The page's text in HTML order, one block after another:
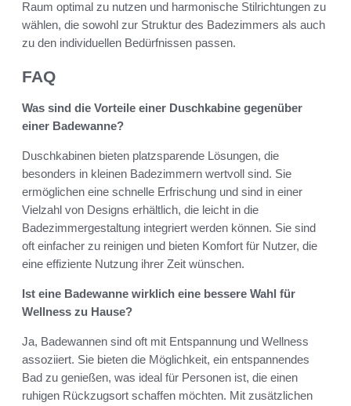
Raum optimal zu nutzen und harmonische Stilrichtungen zu
wählen, die sowohl zur Struktur des Badezimmers als auch
zu den individuellen Bedürfnissen passen.
FAQ
Was sind die Vorteile einer Duschkabine gegenüber
einer Badewanne?
Duschkabinen bieten platzsparende Lösungen, die
besonders in kleinen Badezimmern wertvoll sind. Sie
ermöglichen eine schnelle Erfrischung und sind in einer
Vielzahl von Designs erhältlich, die leicht in die
Badezimmergestaltung integriert werden können. Sie sind
oft einfacher zu reinigen und bieten Komfort für Nutzer, die
eine effiziente Nutzung ihrer Zeit wünschen.
Ist eine Badewanne wirklich eine bessere Wahl für
Wellness zu Hause?
Ja, Badewannen sind oft mit Entspannung und Wellness
assoziiert. Sie bieten die Möglichkeit, ein entspannendes
Bad zu genießen, was ideal für Personen ist, die einen
ruhigen Rückzugsort schaffen möchten. Mit zusätzlichen